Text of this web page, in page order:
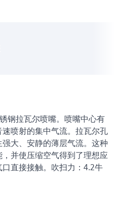
钢拉瓦尔喷嘴。喷嘴中心有
喷射的集中气流。拉瓦尔孔
大、安静的薄层气流。这种
并使压缩空气得到了理想应
直接接触。吹扫力：4.2牛